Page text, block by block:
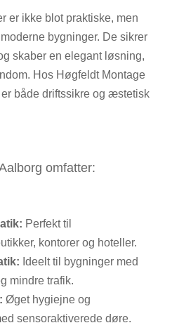
er ikke blot praktiske, men
bygninger. De sikrer
skaber en elegant løsning,
Hos Høgfeldt Montage
både driftssikre og æstetisk
omfatter:
Perfekt til
kontorer og hoteller.
Ideelt til bygninger med
mindre trafik.
Øget hygiejne og
sensoraktiverede døre.